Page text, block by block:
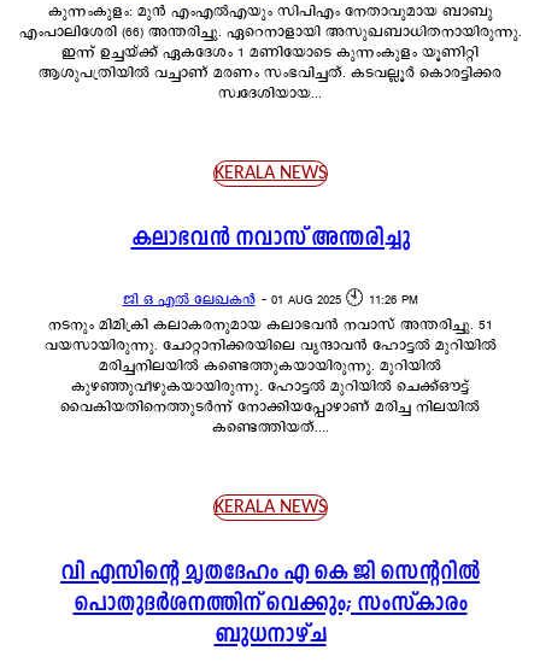
കുന്നംകുളം: മുൻ എംഎൽഎയും സിപിഎം നേതാവുമായ ബാബു
എംപാലിശേരി (66) അന്തരിച്ചു. ഏറെനാളായി അസുഖബാധിതനായിരുന്നു.
ഇന്ന് ഉച്ചയ്ക്ക് ഏകദേശം 1 മണിയോടെ കുന്നംകുളം യൂണിറ്റി
ആശുപത്രിയിൽ വച്ചാണ് മരണം സംഭവിച്ചത്. കടവല്ലൂർ കൊരട്ടിക്കര
സ്വദേശിയായ...
KERALA NEWS
കലാഭവൻ നവാസ് അന്തരിച്ചു
ജി ഒ എൽ ലേഖകൻ - 01 AUG 2025 🕙 11:26 PM
നടനും മിമിക്രി കലാകരനുമായ കലാഭവൻ നവാസ് അന്തരിച്ചു. 51
വയസായിരുന്നു. ചോറ്റാനിക്കരയിലെ വൃന്ദാവൻ ഹോട്ടൽ മുറിയിൽ‌
മരിച്ചനിലയിൽ കണ്ടെത്തുകയായിരുന്നു. മുറിയിൽ
കുഴഞ്ഞുവീഴുകയായിരുന്നു. ഹോട്ടൽ മുറിയിൽ ചെക്ക്ഔട്ട്
വൈകിയതിനെത്തുടർന്ന് നോക്കിയപ്പോഴാണ് മരിച്ച നിലയിൽ
കണ്ടെത്തിയത്....
KERALA NEWS
വി എസിന്റെ മൃതദേഹം എ കെ ജി സെന്ററിൽ
പൊതുദർശനത്തിന് വെക്കും; സംസ്കാരം
ബുധനാഴ്ച